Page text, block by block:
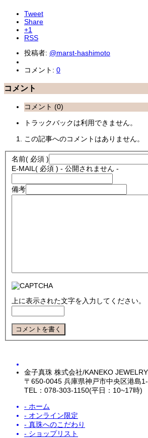
Tweet
Share
+1
RSS
投稿者: @marst-hashimoto
コメント: 0
コメント
コメント (0)
トラックバックは利用できません。
この記事へのコメントはありません。
名前( 必須 )
E-MAIL( 必須 ) - 公開されません -
備考
上に表示された文字を入力してください。
金子真珠 株式会社/KANEKO JEWELRY
〒650-0045 兵庫県神戸市中央区港島
TEL：078-303-1150(平日：10~17時)
- ホーム
- オンライン限定
- 真珠へのこだわり
- ショップリスト